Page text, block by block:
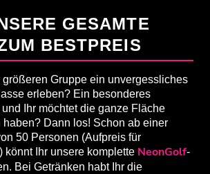
ZURÜCK ZU
GESAMTE
BESTPREIS
größeren Gruppe ein unvergessliches
erleben? Ein besonderes
Ihr möchtet die ganze Fläche
Dann los! Schon ab einer
50 Personen (Aufpreis für
könnt Ihr unsere komplette NeonGolf-
Bei Getränken habt Ihr die